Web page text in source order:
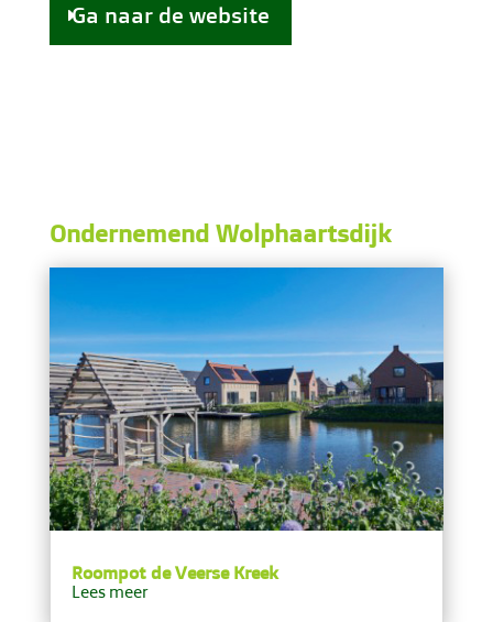
Ga naar de website
Ondernemend Wolphaartsdijk
Roompot de Veerse Kreek
Lees meer